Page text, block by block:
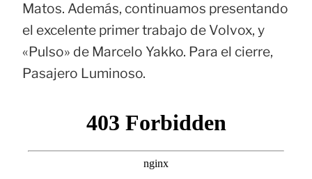
Matos. Además, continuamos presentando
el excelente primer trabajo de Volvox, y
«Pulso» de Marcelo Yakko. Para el cierre,
Pasajero Luminoso.